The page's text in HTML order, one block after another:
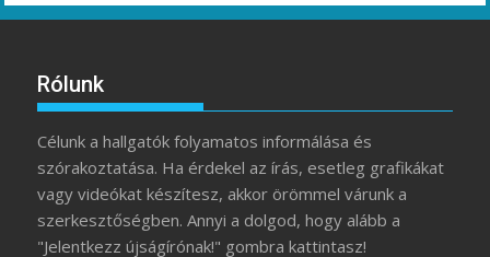
Rólunk
Célunk a hallgatók folyamatos informálása és
szórakoztatása. Ha érdekel az írás, esetleg grafikákat
vagy videókat készítesz, akkor örömmel várunk a
szerkesztőségben. Annyi a dolgod, hogy alább a
"Jelentkezz újságírónak!" gombra kattintasz!